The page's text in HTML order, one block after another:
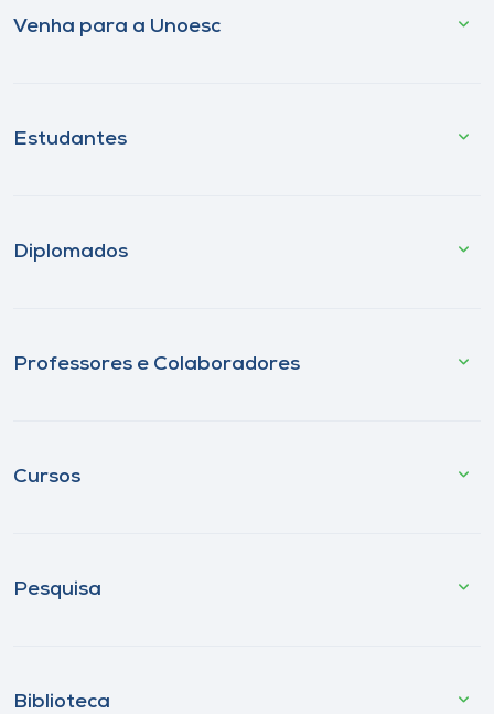
Venha para a Unoesc
Estudantes
Diplomados
Professores e Colaboradores
Cursos
Pesquisa
Biblioteca